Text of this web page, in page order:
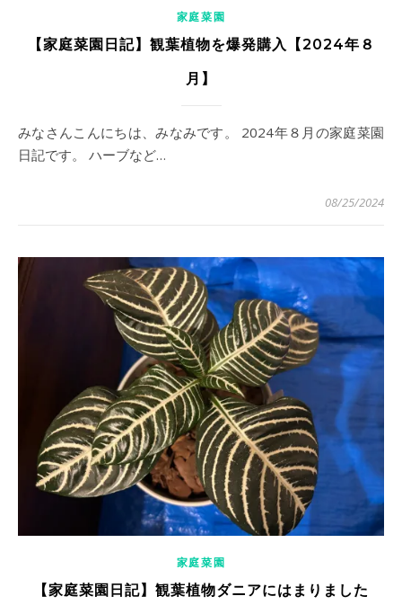
家庭菜園
【家庭菜園日記】観葉植物を爆発購入【2024年８
月】
みなさんこんにちは、みなみです。 2024年８月の家庭菜園
日記です。 ハーブなど…
08/25/2024
家庭菜園
【家庭菜園日記】観葉植物ダニアにはまりました